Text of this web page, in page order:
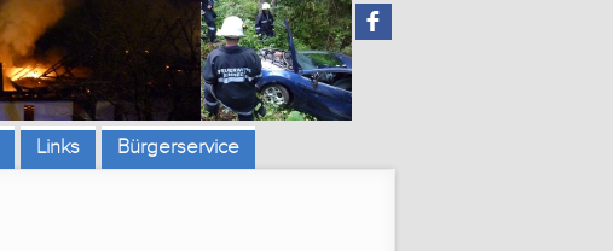
F
Links Bürgerservice